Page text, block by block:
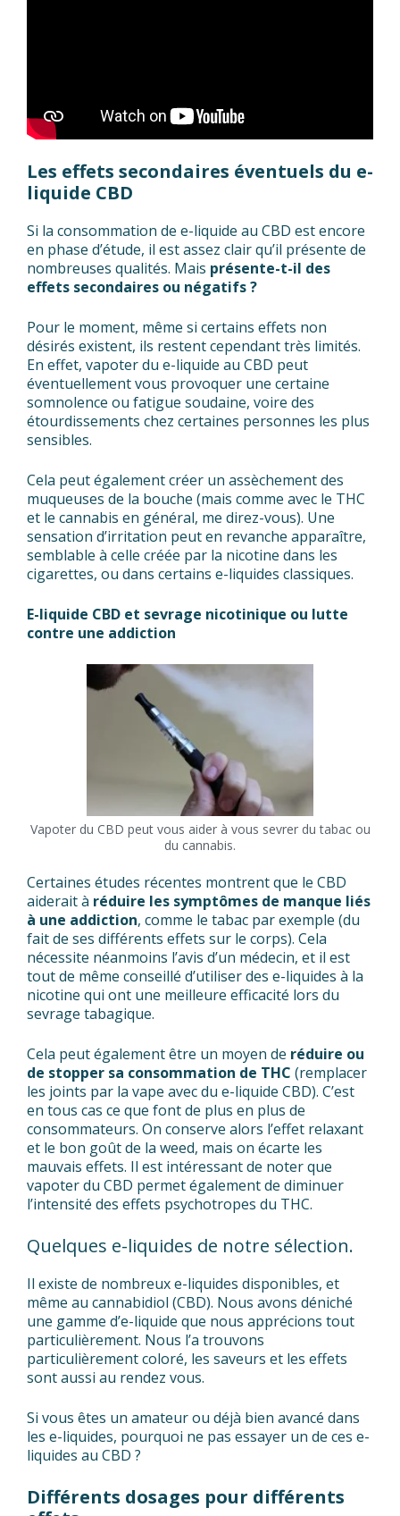
Les effets secondaires éventuels du e-
liquide CBD
Si la consommation de e-liquide au CBD est encore
en phase d’étude, il est assez clair qu’il présente de
nombreuses qualités. Mais présente-t-il des
effets secondaires ou négatifs ?
Pour le moment, même si certains effets non
désirés existent, ils restent cependant très limités.
En effet, vapoter du e-liquide au CBD peut
éventuellement vous provoquer une certaine
somnolence ou fatigue soudaine, voire des
étourdissements chez certaines personnes les plus
sensibles.
Cela peut également créer un assèchement des
muqueuses de la bouche (mais comme avec le THC
et le cannabis en général, me direz-vous). Une
sensation d’irritation peut en revanche apparaître,
semblable à celle créée par la nicotine dans les
cigarettes, ou dans certains e-liquides classiques.
E-liquide CBD et sevrage nicotinique ou lutte
contre une addiction
Vapoter du CBD peut vous aider à vous sevrer du tabac ou
du cannabis.
Certaines études récentes montrent que le CBD
aiderait à réduire les symptômes de manque liés
à une addiction, comme le tabac par exemple (du
fait de ses différents effets sur le corps). Cela
nécessite néanmoins l’avis d’un médecin, et il est
tout de même conseillé d’utiliser des e-liquides à la
nicotine qui ont une meilleure efficacité lors du
sevrage tabagique.
Cela peut également être un moyen de réduire ou
de stopper sa consommation de THC (remplacer
les joints par la vape avec du e-liquide CBD). C’est
en tous cas ce que font de plus en plus de
consommateurs. On conserve alors l’effet relaxant
et le bon goût de la weed, mais on écarte les
mauvais effets. Il est intéressant de noter que
vapoter du CBD permet également de diminuer
l’intensité des effets psychotropes du THC.
Quelques e-liquides de notre sélection.
Il existe de nombreux e-liquides disponibles, et
même au cannabidiol (CBD). Nous avons déniché
une gamme d’e-liquide que nous apprécions tout
particulièrement. Nous l’a trouvons
particulièrement coloré, les saveurs et les effets
sont aussi au rendez vous.
Si vous êtes un amateur ou déjà bien avancé dans
les e-liquides, pourquoi ne pas essayer un de ces e-
liquides au CBD ?
Différents dosages pour différents